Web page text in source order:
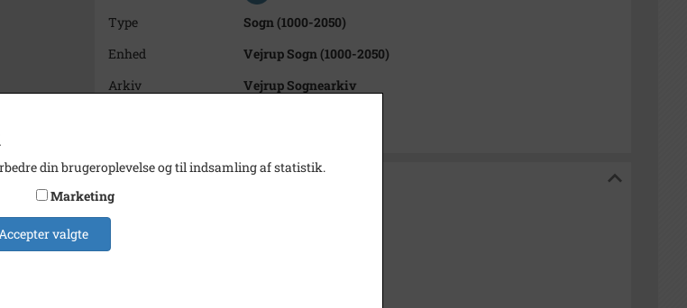
Type
Sogn (1000-2050)
Enhed
Vejrup Sogn (1000-2050)
Arkiv
Vejrup Sognearkiv
Søg videre i Vejrup Sognearkiv
Konfirmander 1961
din brugeroplevelse og til indsamling af statistik.
Marketing
Accepter valgte